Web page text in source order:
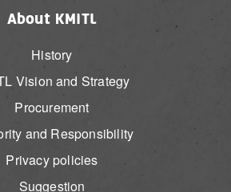
About KMITL
History
Vision and Strategy
Procurement
and Responsibility
Privacy policies
Suggestion